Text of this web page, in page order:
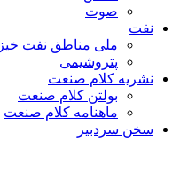
صوت
نفت
ملی مناطق نفت خیز
پتروشیمی
نشریه کلام صنعت
بولتن کلام صنعت
ماهنامه کلام صنعت
سخن سردبیر